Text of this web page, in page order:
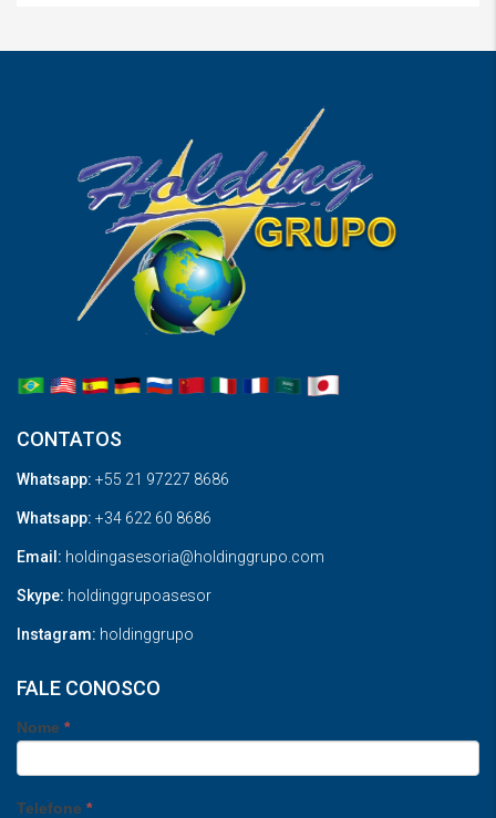
CONTATOS
Whatsapp: +55 21 97227 8686
Whatsapp: +34 622 60 8686
Email: holdingasesoria@holdinggrupo.com
Skype: holdinggrupoasesor
Instagram: holdinggrupo
FALE CONOSCO
Nome *
Telefone *